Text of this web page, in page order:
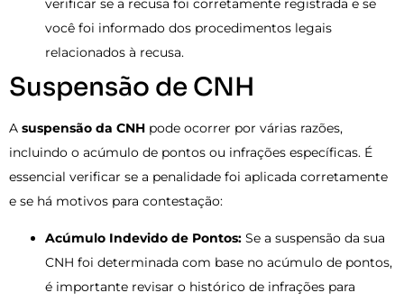
verificar se a recusa foi corretamente registrada e se
você foi informado dos procedimentos legais
relacionados à recusa.
Suspensão de CNH
A suspensão da CNH pode ocorrer por várias razões,
incluindo o acúmulo de pontos ou infrações específicas. É
essencial verificar se a penalidade foi aplicada corretamente
e se há motivos para contestação:
Acúmulo Indevido de Pontos: Se a suspensão da sua
CNH foi determinada com base no acúmulo de pontos,
é importante revisar o histórico de infrações para